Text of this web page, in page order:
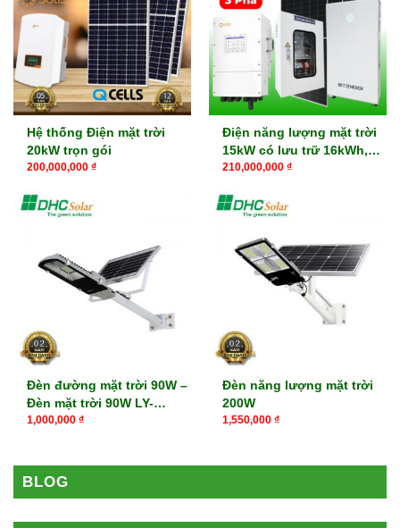
Hệ thống Điện mặt trời
20kW trọn gói
200,000,000 ₫
Điện năng lượng mặt trời
15kW có lưu trữ 16kWh,
32kWh
210,000,000 ₫
Đèn đường mặt trời 90W –
Đèn mặt trời 90W LY-
TYN004
1,000,000 ₫
Đèn năng lượng mặt trời
200W
1,550,000 ₫
BLOG